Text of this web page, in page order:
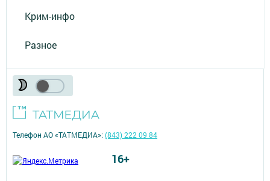
Крим-инфо
Разное
Телефон АО «ТАТМЕДИА»:(843) 222 09 84
16+